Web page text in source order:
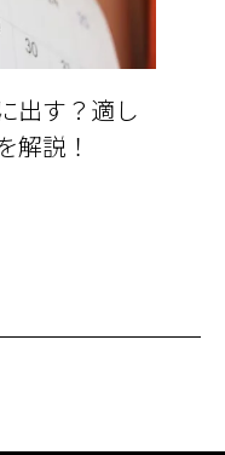
出す？適し
解説！